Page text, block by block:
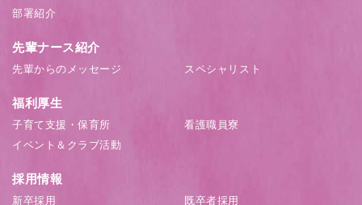
部署紹介
先輩ナース紹介
先輩からのメッセージ スペシャリスト
福利厚生
子育て支援・保育所
看護職員寮
イベント＆クラブ活動
採用情報
新卒採用 既卒者採用